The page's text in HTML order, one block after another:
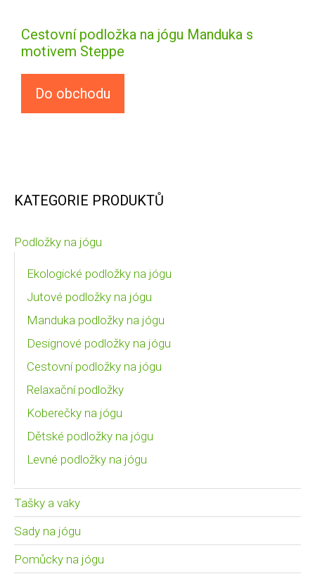
Cestovní podložka na jógu Manduka s
motivem Steppe
Do obchodu
KATEGORIE PRODUKTŮ
Podložky na jógu
Ekologické podložky na jógu
Jutové podložky na jógu
Manduka podložky na jógu
Designové podložky na jógu
Cestovní podložky na jógu
Relaxační podložky
Koberečky na jógu
Dětské podložky na jógu
Levné podložky na jógu
Tašky a vaky
Sady na jógu
Pomůcky na jógu